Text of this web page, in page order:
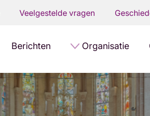
Veelgestelde vragen
Berichten Organisatie